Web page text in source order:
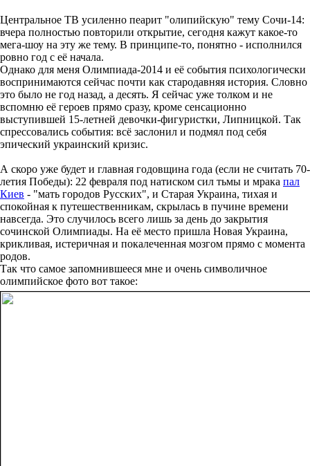
Центральное ТВ усиленно пеарит "олипийскую" тему Сочи-14:
вчера полностью повторили открытие, сегодня кажут какое-то
мега-шоу на эту же тему. В принципе-то, понятно - исполнился
ровно год с её начала.
Однако для меня Олимпиада-2014 и её события психологически
воспринимаются сейчас почти как стародавняя история. Словно
это было не год назад, а десять. Я сейчас уже толком и не
вспомню её героев прямо сразу, кроме сенсационно
выступившей 15-летней девочки-фигуристки, Липницкой. Так
спрессовались события: всё заслонил и подмял под себя
эпический украинский кризис.
А скоро уже будет и главная годовщина года (если не считать 70-
летия Победы): 22 февраля под натиском сил тьмы и мрака пал
Киев - "мать городов Русских", и Старая Украина, тихая и
спокойная к путешественникам, скрылась в пучине времени
навсегда. Это случилось всего лишь за день до закрытия
сочинской Олимпиады. На её место пришла Новая Украина,
крикливая, истеричная и покалеченная мозгом прямо с момента
родов.
Так что самое запомнившееся мне и очень символичное
олимпийское фото вот такое: